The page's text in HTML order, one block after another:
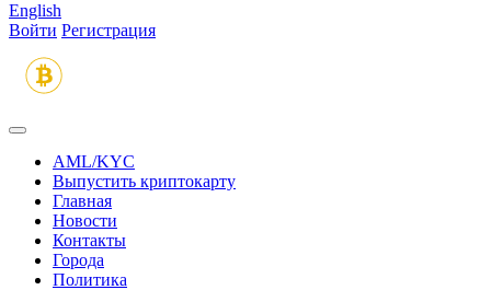
English
Войти Регистрация
AML/KYC
Выпустить криптокарту
Главная
Новости
Контакты
Города
Политика